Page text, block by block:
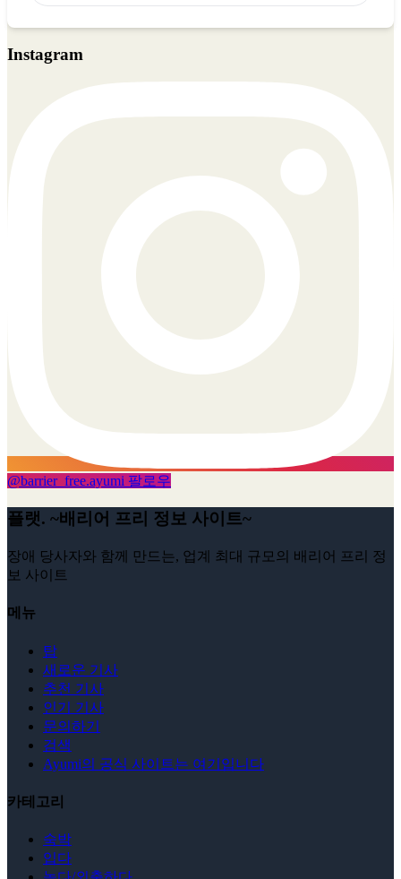
Instagram
@barrier_free.ayumi 팔로우
플랫. ~배리어 프리 정보 사이트~
장애 당사자와 함께 만드는, 업계 최대 규모의 배리어 프리 정
보 사이트
메뉴
탑
새로운 기사
추천 기사
인기 기사
문의하기
검색
Ayumi의 공식 사이트는 여기입니다
카테고리
숙박
입다